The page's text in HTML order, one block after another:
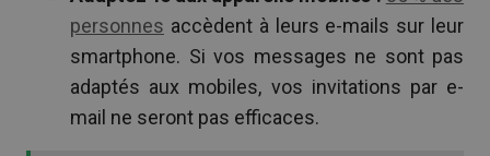
personnes accèdent à leurs e-mails sur leur
smartphone. Si vos messages ne sont pas
adaptés aux mobiles, vos invitations par e-
mail ne seront pas efficaces.